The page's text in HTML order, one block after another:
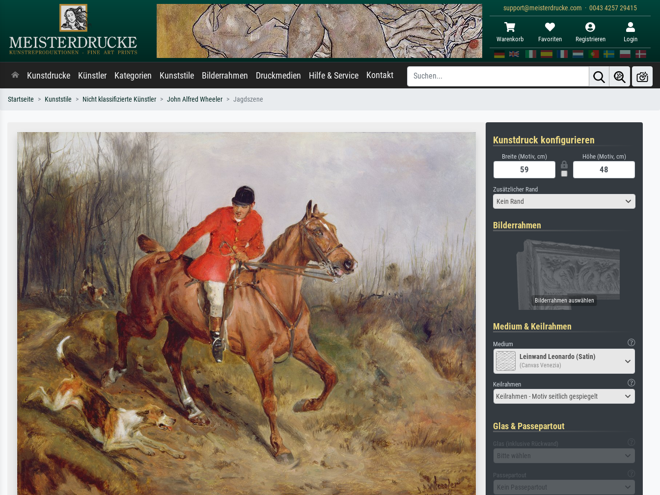
support@meisterdrucke.com · 0043 4257 29415
Warenkorb Favoriten Registrieren Login
Kunstdrucke Künstler Kategorien Kunststile Bilderrahmen Druckmedien Hilfe & Service Kontakt
Startseite Kunststile Nicht klassifizierte Künstler John Alfred Wheeler Jagdszene
Kunstdruck konfigurieren
Breite (Motiv, cm) Höhe (Motiv, cm)
Zusätzlicher Rand
Kein Rand
Bilderrahmen
Medium & Keilrahmen
Medium
Leinwand Leonardo (Satin)
(Canvas Venezia)
Keilrahmen
Keilrahmen - Motiv seitlich gespiegelt
Glas & Passepartout
Glas (inklusive Rückwand)
Bitte wählen
Passepartout
Kein Passepartout